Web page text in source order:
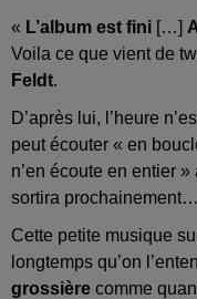
« L’album est fini […]
Voila ce que vient de
Feldt.
D’après lui, l’heure
peut écouter « en
n’en écoute en entier »
sortira
Cette petite musique
longtemps qu’on
grossière comme